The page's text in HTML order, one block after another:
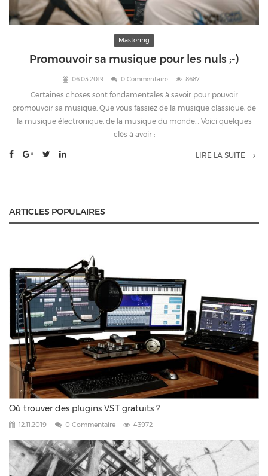
Mastering
Promouvoir sa musique pour les nuls ;-)
06.03.2019 0 Commentaire 8687
Certaines choses sont fondamentales à savoir pour pouvoir
promouvoir sa musique. Que vous fassiez de la musique classique, de
la musique électronique, de la musique du monde… Voici quelques
clés à avoir :
LIRE LA SUITE
ARTICLES POPULAIRES
Où trouver des plugins VST gratuits ?
12.11.2019 0 Commentaire 43972